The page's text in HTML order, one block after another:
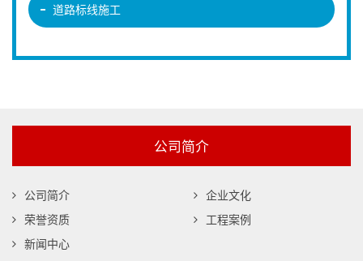
道路标线施工
公司简介
公司简介
企业文化
荣誉资质
工程案例
新闻中心